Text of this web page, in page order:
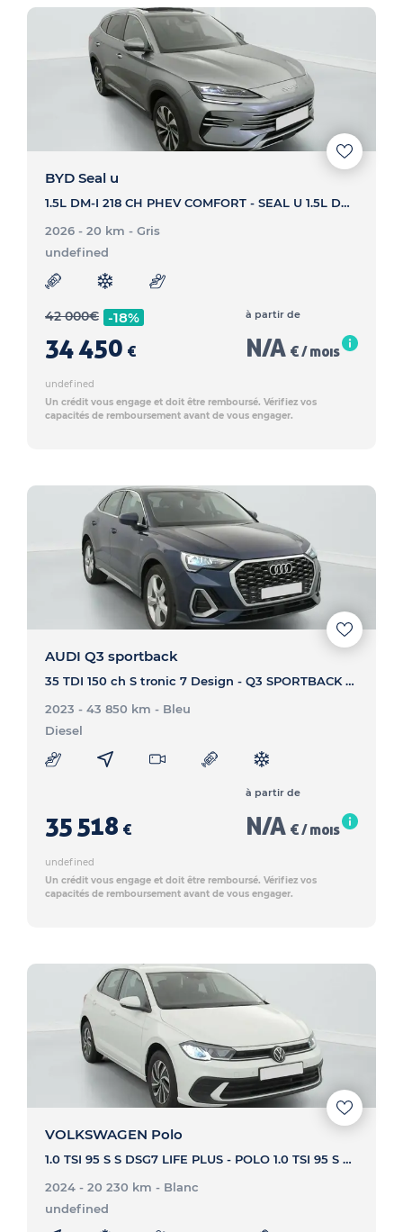
BYD Seal u
1.5L DM-I 218 CH PHEV COMFORT - SEAL U 1.5L DM-I 218 CH PHEV COMFORT
2026 - 20 km - Gris
undefined
42 000€ -18%
34 450 €
à partir de
N/A € / mois
undefined
Un crédit vous engage et doit être remboursé. Vérifiez vos
capacités de remboursement avant de vous engager.
AUDI Q3 sportback
35 TDI 150 ch S tronic 7 Design - Q3 SPORTBACK 35 TDI 150 ch S tronic 7 Design
2023 - 43 850 km - Bleu
Diesel
35 518 €
à partir de
N/A € / mois
undefined
Un crédit vous engage et doit être remboursé. Vérifiez vos
capacités de remboursement avant de vous engager.
VOLKSWAGEN Polo
1.0 TSI 95 S S DSG7 LIFE PLUS - POLO 1.0 TSI 95 S S DSG7 LIFE PLUS
2024 - 20 230 km - Blanc
undefined